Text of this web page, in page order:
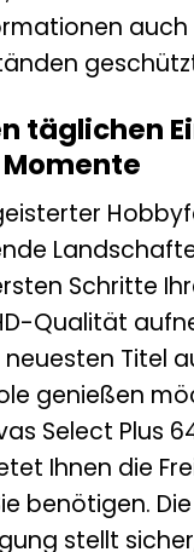
auch
täglichen
Schritte
Qualität
Titel
genießen
Select Plus
Ihnen die
benötigen.
stellt